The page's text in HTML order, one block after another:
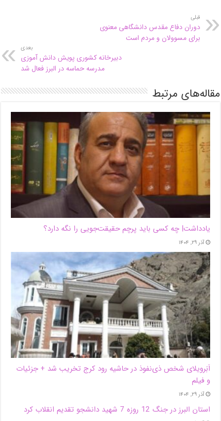
قبلی
دوران دفاع مقدس دانشگاهی معنوی
برای مسوولان و مردم است
بعدی
دبیرخانه کشوری پویش دانش آموزی
مدرسه حماسه در البرز فعال شد
مقاله‌های مرتبط
یادداشت| ‌چه کسی باید پرچم حقیقت‌جویی را نگه دارد؟
آذر ۲۹, ۱۴۰۴
اَبَر‌ویلای شخص ذی‌نفوذ در حاشیه‌ رود کرج تخریب شد + جزئیات
و فیلم
آذر ۲۹, ۱۴۰۴
استان البرز در جنگ 12 روزه 7 شهید دانشجو تقدیم انقلاب کرد